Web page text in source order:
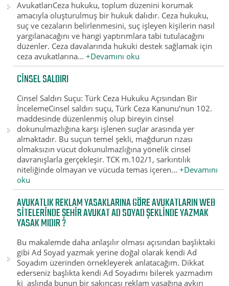
AvukatlarıCeza hukuku, toplum düzenini korumak
amacıyla oluşturulmuş bir hukuk dalıdır. Ceza hukuku,
suç ve cezaların belirlenmesini, suç işleyen kişilerin nasıl
yargılanacağını ve hangi yaptırımlara tabi tutulacağını
düzenler. Ceza davalarında hukuki destek sağlamak için
ceza avukatlarına...+Devamını oku
CINSEL SALDIRI
Cinsel Saldırı Suçu: Türk Ceza Hukuku Açısından Bir
İncelemeCinsel saldırı suçu, Türk Ceza Kanunu’nun 102.
maddesinde düzenlenmiş olup bireyin cinsel
dokunulmazlığına karşı işlenen suçlar arasında yer
almaktadır. Bu suçun temel şekli, mağdurun rızası
olmaksızın vücut dokunulmazlığına yönelik cinsel
davranışlarla gerçekleşir. TCK m.102/1, sarkıntılık
niteliğinde olmayan ve vücuda temas içeren...+Devamını
oku
AVUKATLIK REKLAM YASAKLARINA GÖRE AVUKATLARIN WEB
SITELERINDE ŞEHİR AVUKAT AD SOYAD ŞEKLINDE YAZMAK
YASAK MIDIR ?
Bu makalemde daha anlaşılır olması açısından başlıktaki
gibi Ad Soyad yazmak yerine doğal olarak kendi Ad
Soyadım üzerinden örnekleyerek anlatacağım. Dikkat
ederseniz başlıkta kendi Ad Soyadımı bilerek yazmadım
ki aslında bunun bir sakıncası reklam yasağına aykırı